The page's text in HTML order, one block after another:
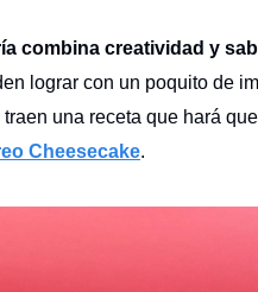
combina creatividad y
lograr con un poquito de
una receta que hará
Cheesecake.